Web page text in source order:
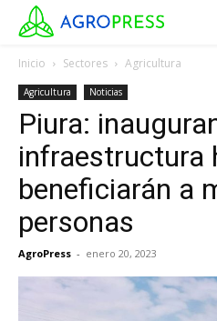
Inicio Sectores Agricultura
Agricultura Noticias
Piura:
infraestructura
beneficiarán a
personas
AgroPress - enero 20, 2023